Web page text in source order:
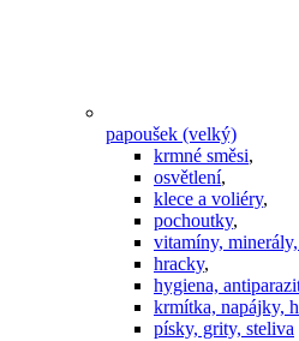
papoušek (velký)
krmné směsi,
osvětlení,
klece a voliéry,
pochoutky,
vitamíny,
hracky,
hygiena,
krmítka, napájky,
písky, grity, steliva